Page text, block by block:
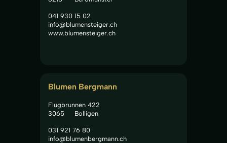
041 930 15 02
info@blumensteiger.ch
www.blumensteiger.ch
Blumen Bergmann
Flugbrunnen 422
3065
Bolligen
031 921 76 80
info@blumenbergmann.ch